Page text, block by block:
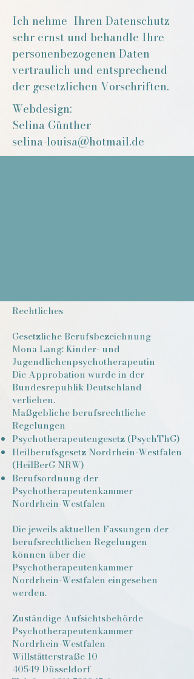
Ich nehme Ihren Datenschutz
sehr ernst und behandle Ihre
personenbezogenen Daten
vertraulich und entsprechend
der gesetzlichen Vorschriften.
Webdesign:
Selina Günther
selina-louisa@hotmail.de
Rechtliches
Gesetzliche Berufsbezeichnung
Mona Lang: Kinder- und
Jugendlichenpsychotherapeutin
Die Approbation wurde in der
Bundesrepublik Deutschland
verliehen.
Maßgebliche berufsrechtliche
Regelungen
Psychotherapeutengesetz (PsychThG)
Heilberufsgesetz Nordrhein-Westfalen
(HeilBerG NRW)
Berufsordnung der
Psychotherapeutenkammer
Nordrhein-Westfalen
Die jeweils aktuellen Fassungen der
berufsrechtlichen Regelungen
können über die
Psychotherapeutenkammer
Nordrhein-Westfalen eingesehen
werden.
Zuständige Aufsichtsbehörde
Psychotherapeutenkammer
Nordrhein-Westfalen
Willstätterstraße 10
40549 Düsseldorf